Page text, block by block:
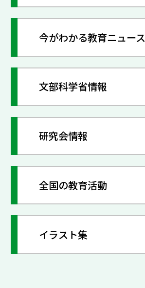
今がわかる教育ニュース
文部科学省情報
研究会情報
全国の教育活動
イラスト集